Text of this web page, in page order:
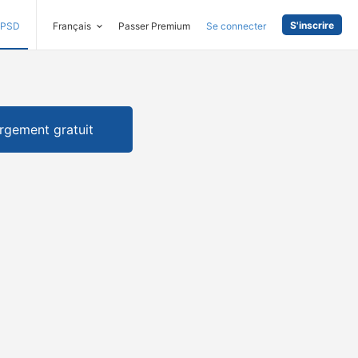
PSD Français Passer Premium Se connecter S'inscrire
gratuit